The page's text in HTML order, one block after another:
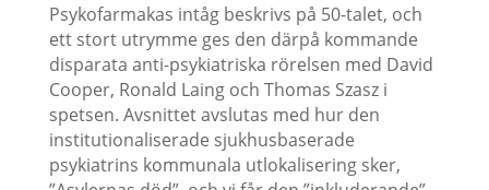
Psykofarmakas intåg beskrivs på 50-talet, och
ett stort utrymme ges den därpå kommande
disparata anti-psykiatriska rörelsen med David
Cooper, Ronald Laing och Thomas Szasz i
spetsen. Avsnittet avslutas med hur den
institutionaliserade sjukhusbaserade
psykiatrins kommunala utlokalisering sker,